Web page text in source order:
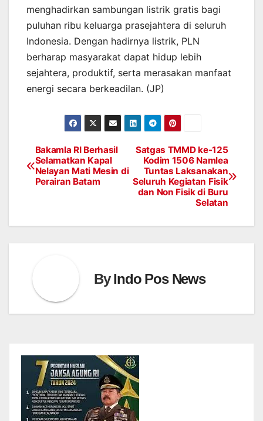
menghadirkan sambungan listrik gratis bagi
puluhan ribu keluarga prasejahtera di seluruh
Indonesia. Dengan hadirnya listrik, PLN
berharap masyarakat dapat hidup lebih
sejahtera, produktif, serta merasakan manfaat
energi secara berkeadilan. (JP)
Post
navigation
Satgas TMMD ke-125
Kodim 1506 Namlea
Tuntas Laksanakan
Seluruh Kegiatan Fisik
dan Non Fisik di Buru
Selatan
Bakamla RI Berhasil
Selamatkan Kapal
Nelayan Mati Mesin di
Perairan Batam
ByIndo Pos News